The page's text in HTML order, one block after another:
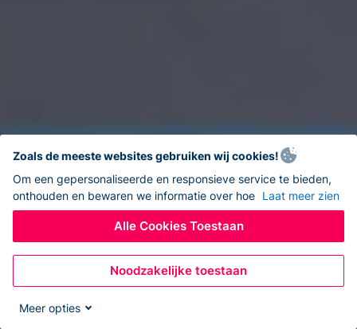
Zoals de meeste websites gebruiken wij cookies!
Om een gepersonaliseerde en responsieve service te bieden,
onthouden en bewaren we informatie over hoe Laat meer zien
Alle Cookies Toestaan
Noodzakelijke toestaan
Meer opties